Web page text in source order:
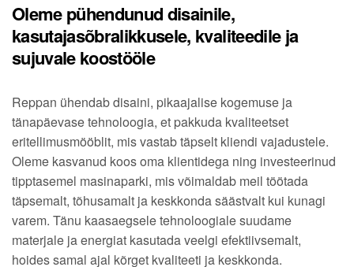
Oleme pühendunud disainile,
kasutajasõbralikkusele, kvaliteedile ja
sujuvale koostööle
Reppan ühendab disaini, pikaajalise kogemuse ja
tänapäevase tehnoloogia, et pakkuda kvaliteetset
eritellimusmööblit, mis vastab täpselt kliendi vajadustele.
Oleme kasvanud koos oma klientidega ning investeerinud
tipptasemel masinaparki, mis võimaldab meil töötada
täpsemalt, tõhusamalt ja keskkonda säästvalt kui kunagi
varem. Tänu kaasaegsele tehnoloogiale suudame
materjale ja energiat kasutada veelgi efektiivsemalt,
hoides samal ajal kõrget kvaliteeti ja keskkonda.